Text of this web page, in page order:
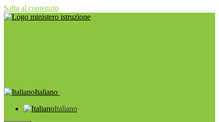
Salta al contenuto
Italiano
Italiano